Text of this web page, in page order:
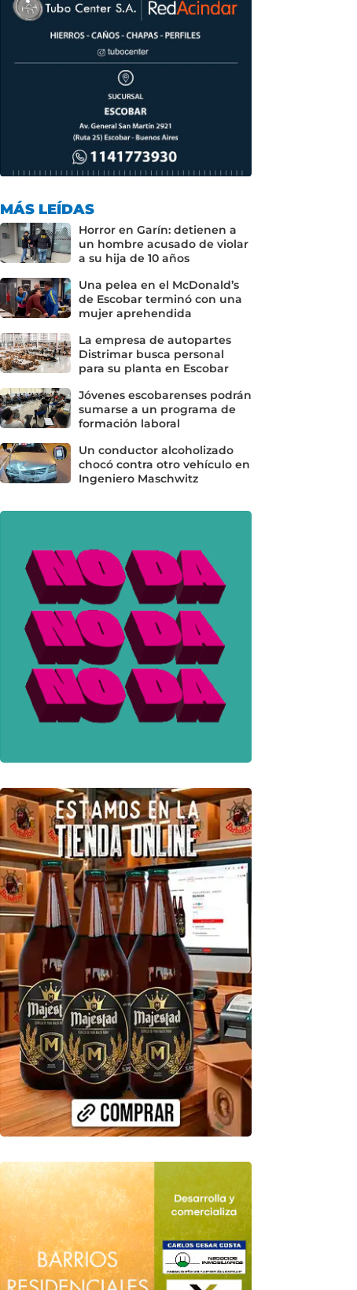
MÁS LEÍDAS
Horror en Garín: detienen a
un hombre acusado de violar
a su hija de 10 años
Una pelea en el McDonald’s
de Escobar terminó con una
mujer aprehendida
La empresa de autopartes
Distrimar busca personal
para su planta en Escobar
Jóvenes escobarenses podrán
sumarse a un programa de
formación laboral
Un conductor alcoholizado
chocó contra otro vehículo en
Ingeniero Maschwitz